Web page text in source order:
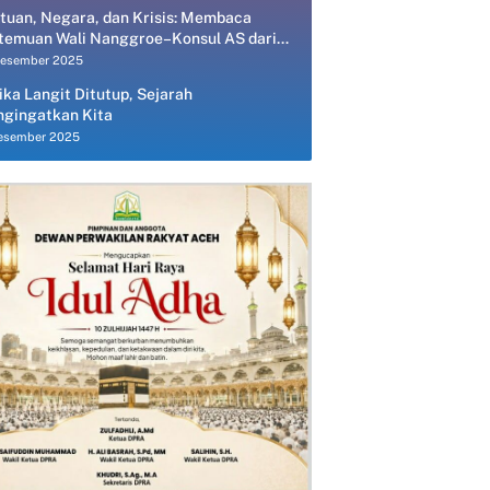
Negara, dan Krisis: Membaca
Wali Nanggroe–Konsul AS dari
Ekonomi Politik
2025
Langit Ditutup, Sejarah
Kita
2025